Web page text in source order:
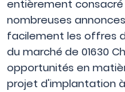
entièrement consacré
nombreuses
facilement les offres
du marché de 01630
opportunités en
projet d'implantation à